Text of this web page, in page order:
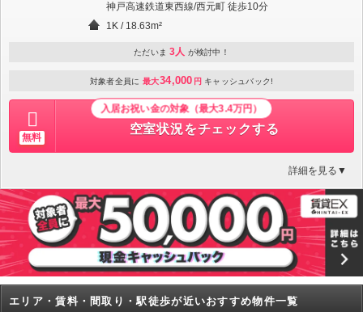
神戸高速鉄道東西線/西元町 徒歩10分
1K / 18.63m²
ただいま 3人 が検討中！
対象者全員に 最大34,000 円 キャッシュバック!
無料
入居お祝い金の対象（最大3.4万円）
空室状況をチェックする
詳細を見る▼
エリア・賃料・間取り・駅徒歩が近いおすすめ物件一覧